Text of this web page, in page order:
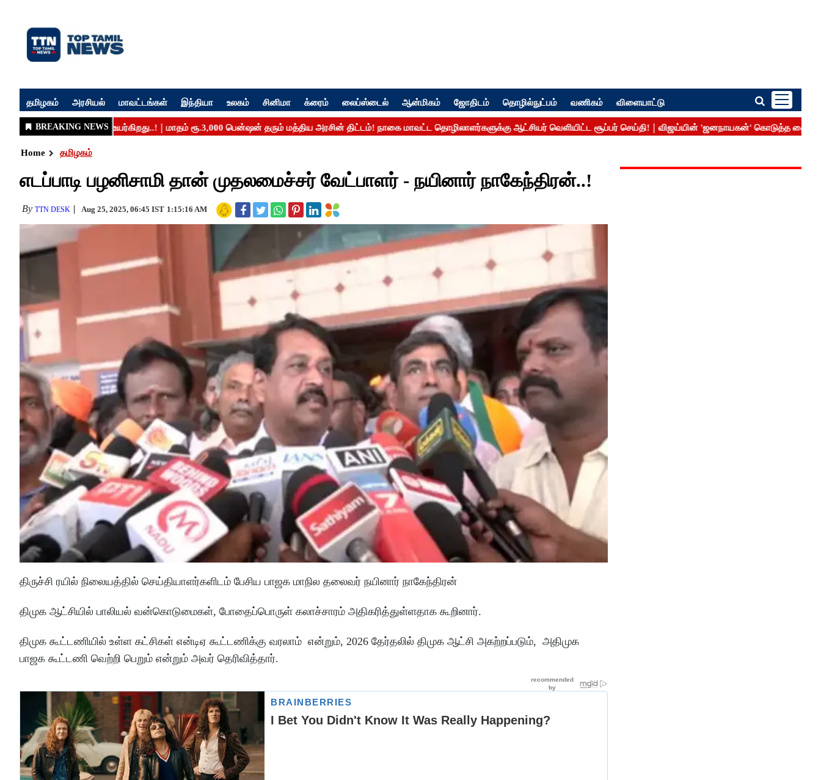
தமிழகம் அரசியல் மாவட்டங்கள் இந்தியா உலகம் சினிமா க்ரைம் லைப்ஸ்டைல் ஆன்மிகம் ஜோதிடம் தொழில்நுட்பம் வணிகம் விளையாட்டு
Home தமிழகம்
எடப்பாடி பழனிசாமி தான் முதலமைச்சர் வேட்பாளர் - நயினார் நாகேந்திரன்..!
By TTN DESK Aug 25, 2025, 06:45 IST 1:15:16 AM
திருச்சி ரயில் நிலையத்தில் செய்தியாளர்களிடம் பேசிய பாஜக மாநில தலைவர் நயினார் நாகேந்திரன்
திமுக ஆட்சியில் பாலியல் வன்கொடுமைகள், போதைப்பொருள் கலாச்சாரம் அதிகரித்துள்ளதாக கூறினார்.
திமுக கூட்டணியில் உள்ள கட்சிகள் என்டிஏ கூட்டணிக்கு வரலாம் என்றும், 2026 தேர்தலில் திமுக ஆட்சி அகற்றப்படும், அதிமுக
பாஜக கூட்டணி வெற்றி பெறும் என்றும் அவர் தெரிவித்தார்.